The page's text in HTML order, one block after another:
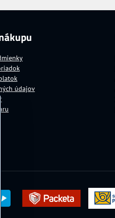
údajov